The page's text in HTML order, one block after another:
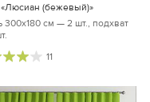
(бежевый)»
300х180 см — 2 шт., подхват
11